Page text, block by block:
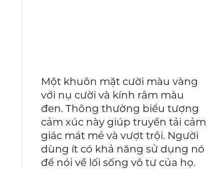
Một khuôn mặt cười màu vàng
với nụ cười và kính râm màu
đen. Thông thường biểu tượng
cảm xúc này giúp truyền tải cảm
giác mát mẻ và vượt trội. Người
dùng ít có khả năng sử dụng nó
để nói về lối sống vô tư của họ.